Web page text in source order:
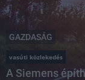
GAZDASÁG
vasúti közlekedés
A Siemens